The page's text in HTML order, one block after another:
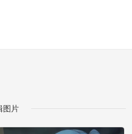
图片